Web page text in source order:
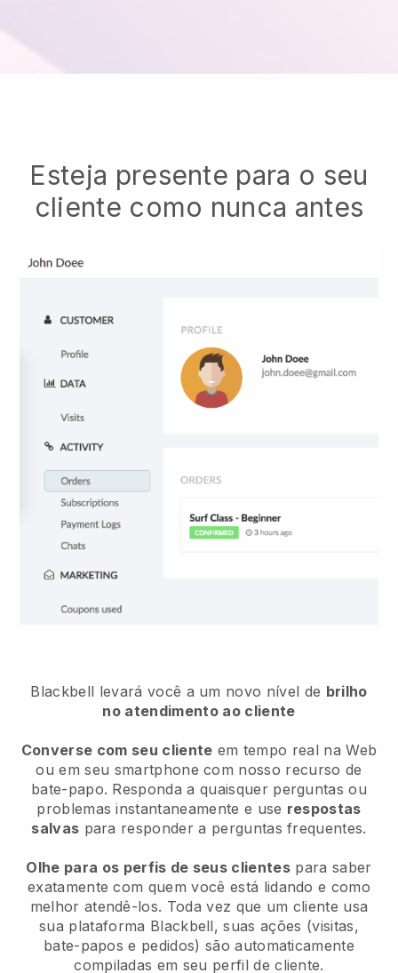
Esteja presente para o seu
cliente como nunca antes
Blackbell levará você a um novo nível de brilho
no atendimento ao cliente
Converse com seu cliente em tempo real na Web
ou em seu smartphone com nosso recurso de
bate-papo. Responda a quaisquer perguntas ou
problemas instantaneamente e use respostas
salvas para responder a perguntas frequentes.
Olhe para os perfis de seus clientes para saber
exatamente com quem você está lidando e como
melhor atendê-los. Toda vez que um cliente usa
sua plataforma Blackbell, suas ações (visitas,
bate-papos e pedidos) são automaticamente
compiladas em seu perfil de cliente.